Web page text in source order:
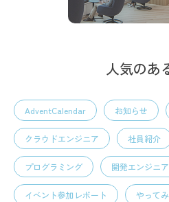
人気のあ
AdventCalendar お知らせ
クラウドエンジニア 社員紹介
プログラミング 開発エンジニア
イベント参加レポート やって